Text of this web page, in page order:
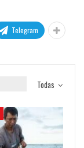
Telegram
Todas